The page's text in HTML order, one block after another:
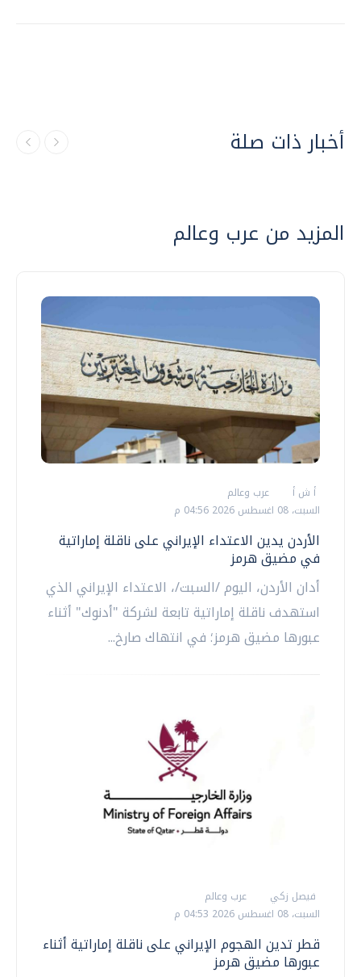
أخبار ذات صلة
المزيد من عرب وعالم
أ ش أ
عرب وعالم
السبت، 08 اغسطس 2026 04:56 م
الأردن يدين الاعتداء الإيراني على ناقلة إماراتية
في مضيق هرمز
أدان الأردن، اليوم /السبت/، الاعتداء الإيراني الذي
استهدف ناقلة إماراتية تابعة لشركة "أدنوك" أثناء
عبورها مضيق هرمز؛ في انتهاك صارخ...
فيصل زكي
عرب وعالم
السبت، 08 اغسطس 2026 04:53 م
قطر تدين الهجوم الإيراني على ناقلة إماراتية أثناء
عبورها مضيق هرمز